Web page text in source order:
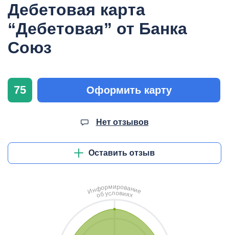
Дебетовая карта
“Дебетовая” от Банка
Союз
75 Оформить карту
Нет отзывов
Оставить отзыв
Информирование
обусловиях